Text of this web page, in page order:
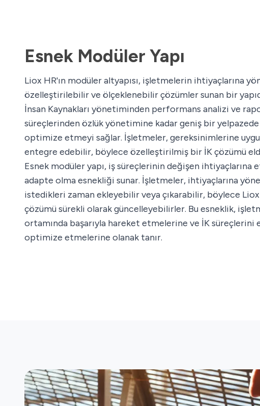
Esnek Modüler Yapı
Liox HR'ın modüler altyapısı, işletmelerin ihtiyaçlarına
özelleştirilebilir ve ölçeklenebilir çözümler sunan bir
İnsan Kaynakları yönetiminden performans analizi ve
süreçlerinden özlük yönetimine kadar geniş bir
optimize etmeyi sağlar. İşletmeler, gereksinimlerine
entegre edebilir, böylece özelleştirilmiş bir İK çözümü
Esnek modüler yapı, iş süreçlerinin değişen ihtiyaçlarına
adapte olma esnekliği sunar. İşletmeler, ihtiyaçlarına
istedikleri zaman ekleyebilir veya çıkarabilir, böylece Liox
çözümü sürekli olarak güncelleyebilirler. Bu esneklik,
ortamında başarıyla hareket etmelerine ve İK süreçlerini
optimize etmelerine olanak tanır.